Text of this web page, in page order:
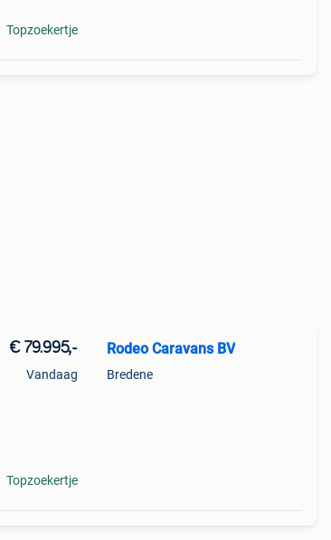
Topzoekertje
€ 79.995,-
Vandaag
Topzoekertje
Rodeo Caravans BV
Bredene